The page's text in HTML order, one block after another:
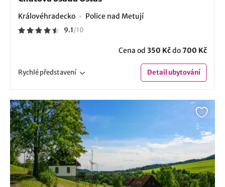
Královéhradecko Police nad Metují
9.1/10
Cena od 350 Kčdo700 Kč
Rychlépředstavení Detailubytování